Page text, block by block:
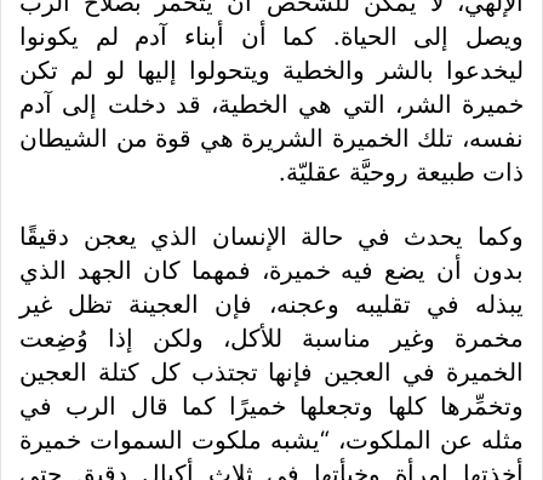
ويصل إلى الحياة. كما أن أبناء آدم لم يكونوا
ليخدعوا بالشر والخطية ويتحولوا إليها لو لم تكن
خميرة الشر، التي هي الخطية، قد دخلت إلى آدم
نفسه، تلك الخميرة الشريرة هي قوة من الشيطان
ذات طبيعة روحيَّة عقليّة.
وكما يحدث في حالة الإنسان الذي يعجن دقيقًا
بدون أن يضع فيه خميرة، فمهما كان الجهد الذي
يبذله في تقليبه وعجنه، فإن العجينة تظل غير
مخمرة وغير مناسبة للأكل، ولكن إذا وُضِعت
الخميرة في العجين فإنها تجتذب كل كتلة العجين
وتخمِّرها كلها وتجعلها خميرًا كما قال الرب في
مثله عن الملكوت، “يشبه ملكوت السموات خميرة
أخذتها امرأة وخبأتها في ثلاث أكيال دقيق حتى